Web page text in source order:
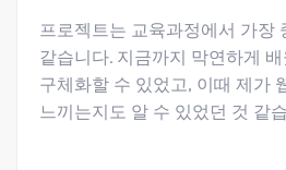
프로젝트는 교육과정에서 가장
같습니다. 지금까지 막연하게
구체화할 수 있었고, 이때 제가
느끼는지도 알 수 있었던 것 같